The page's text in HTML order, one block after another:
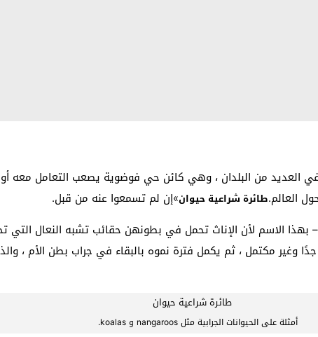
قانوني في العديد من البلدان ، وهي كائن حي فوضوية يصعب التعامل
العالم.طائرة شراعية حيوان»إن لم تسمعوا عنه من قبل.
الاسم لأن الإناث تحمل في بطونهن حقائب تشبه النعال التي
وغير مكتمل ، ثم يكمل فترة نموه بالبقاء في جراب بطن الأم ،
أمثلة على الحيوانات الجرابية مثل nangaroos و koalas.